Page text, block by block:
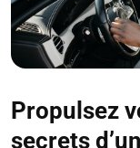
Propulsez
secrets